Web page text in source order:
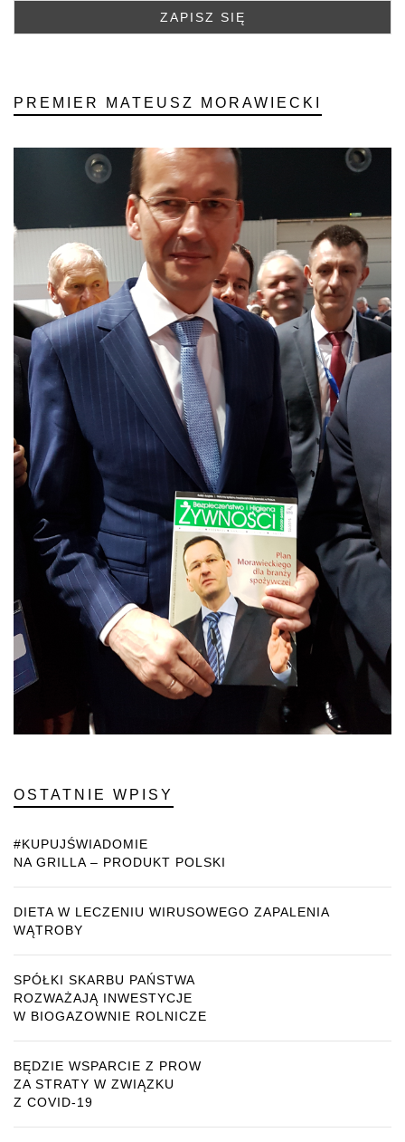
PREMIER MATEUSZ MORAWIECKI
OSTATNIE WPISY
#KUPUJŚWIADOMIE
NA GRILLA – PRODUKT POLSKI
DIETA W LECZENIU WIRUSOWEGO ZAPALENIA
WĄTROBY
SPÓŁKI SKARBU PAŃSTWA
ROZWAŻAJĄ INWESTYCJE
W BIOGAZOWNIE ROLNICZE
BĘDZIE WSPARCIE Z PROW
ZA STRATY W ZWIĄZKU
Z COVID-19